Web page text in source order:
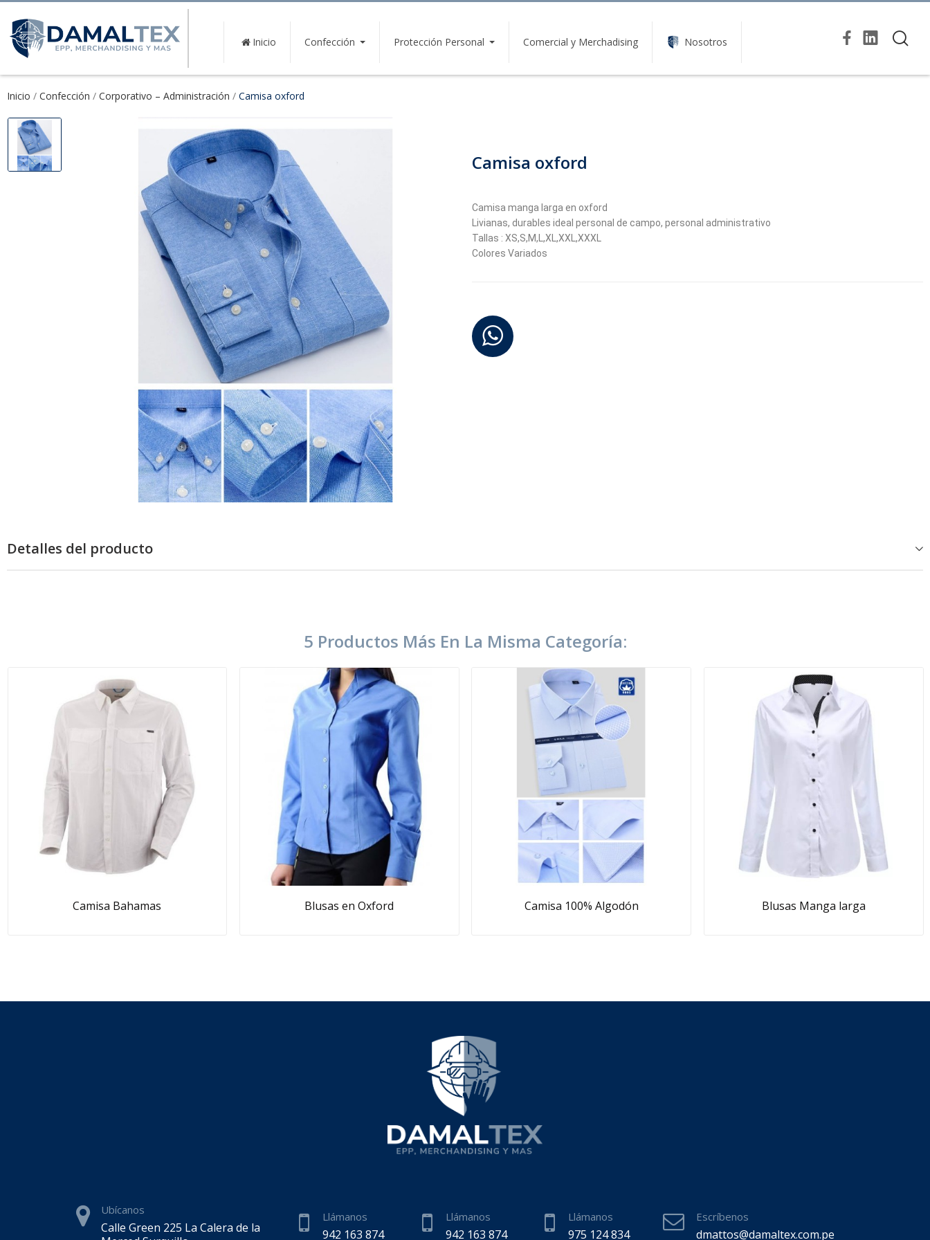
Inicio Confección Protección Personal Comercial y Merchadising Nosotros
Inicio Confección Corporativo – Administración Camisa oxford
Camisa oxford
Camisa manga larga en oxford
Livianas, durables ideal personal de campo, personal administrativo
Tallas : XS,S,M,L,XL,XXL,XXXL
Colores Variados
Detalles del producto
5 Productos Más En La Misma Categoría:
Camisa Bahamas Blusas en Oxford Camisa 100% Algodón Blusas Manga larga
Ubícanos
Calle Green 225 La Calera de la
Llámanos
942 163 874
Llámanos
942 163 874
Llámanos
975 124 834
Escríbenos
dmattos@damaltex.com.pe